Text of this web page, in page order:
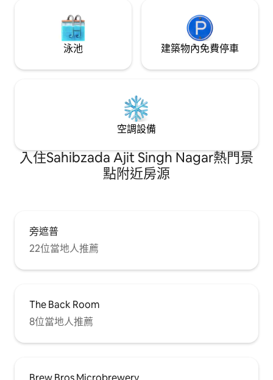
泳池 建築物內免費停車
空調設備
入住Sahibzada Ajit Singh Nagar熱門景
點附近房源
旁遮普
22位當地人推薦
The Back Room
8位當地人推薦